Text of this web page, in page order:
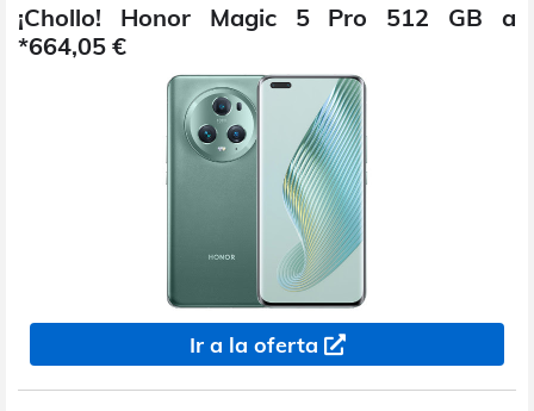
¡Chollo! Honor Magic 5 Pro 512 GB a
*664,05 €
Ir a la oferta